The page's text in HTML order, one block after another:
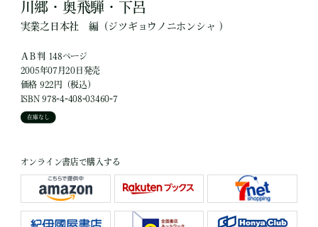
川郷・奥飛騨・下呂
実業之日本社 編（ジツギョウノニホンシャ ）
ＡＢ判 148ページ
2005年07月20日発売
価格 922円（税込）
ISBN 978-4-408-03460-7
在庫なし
オンライン書店で購入する